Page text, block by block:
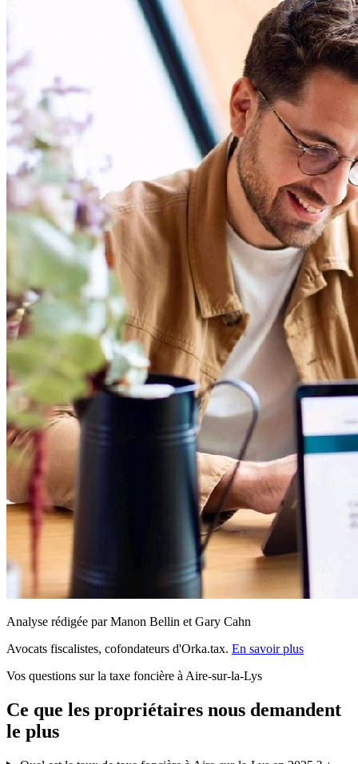
Analyse rédigée par Manon Bellin et Gary Cahn
Avocats fiscalistes, cofondateurs d'Orka.tax. En savoir plus
Vos questions sur la taxe foncière à Aire-sur-la-Lys
Ce que les propriétaires nous demandent
le plus